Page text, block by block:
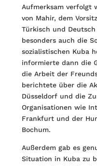
Aufmerksam verfolgt
von Mahir, dem
Türkisch und
besonders auch die
sozialistischen Kuba
informierte dann die
die Arbeit der
berichtete über die
Düsseldorf und die
Organisationen wie
Frankfurt und der
Bochum.
Außerdem gab es
Situation in Kuba zu